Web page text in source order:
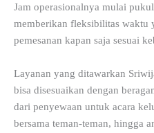
Jam operasionalnya mulai
memberikan fleksibilitas waktu
pemesanan kapan saja sesuai
Layanan yang ditawarkan
bisa disesuaikan dengan
dari penyewaan untuk acara
bersama teman-teman, hingga